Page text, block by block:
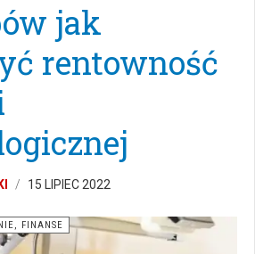
jak
rentowność
15 LIPIEC 2022
FINANSE